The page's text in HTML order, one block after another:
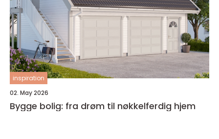
inspiration
02. May 2026
Bygge bolig: fra drøm til nøkkelferdig hjem